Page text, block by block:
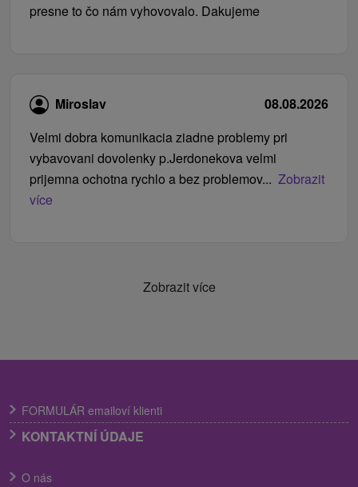
presne to čo nám vyhovovalo. Dakujeme
Miroslav
08.08.2026
Velmi dobra komunikacia ziadne problemy pri
vybavovani dovolenky p.Jerdonekova velmi
prijemna ochotna rychlo a bez problemov... Zobrazit
více
Zobrazit více
FORMULÁR emailoví klienti
KONTAKTNÍ ÚDAJE
O nás